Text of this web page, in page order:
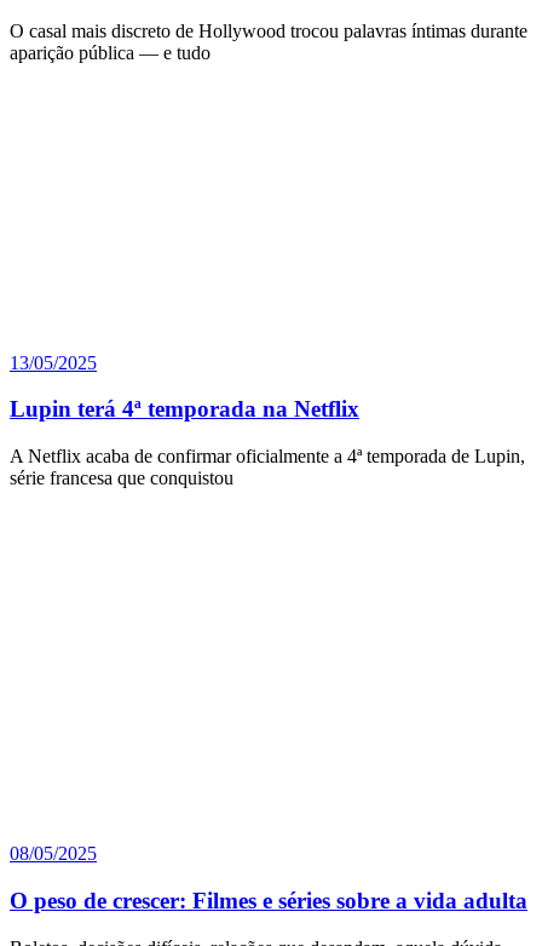
O casal mais discreto de Hollywood trocou palavras íntimas durante
aparição pública — e tudo
13/05/2025
Lupin terá 4ª temporada na Netflix
A Netflix acaba de confirmar oficialmente a 4ª temporada de Lupin,
série francesa que conquistou
08/05/2025
O peso de crescer: Filmes e séries sobre a vida adulta